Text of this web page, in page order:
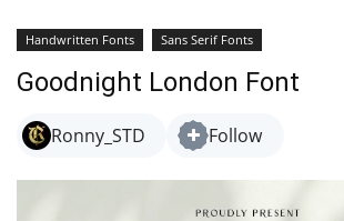
Handwritten Fonts Sans Serif Fonts
Goodnight London Font
Ronny_STD Follow